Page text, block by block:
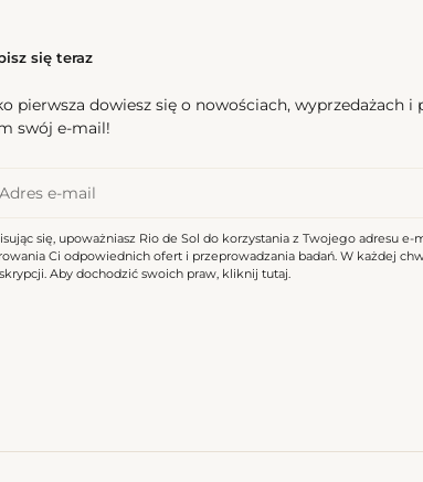
się teraz
pierwsza dowiesz się o nowościach, wyprzedażach i
swój e-mail!
się, upoważniasz Rio de Sol do korzystania z Twojego adresu
Ci odpowiednich ofert i przeprowadzania badań. W każdej
Aby dochodzić swoich praw, kliknij tutaj